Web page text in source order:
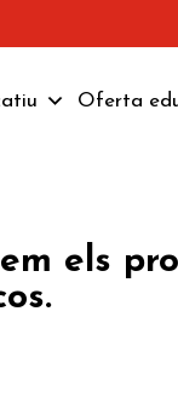
Oferta
els